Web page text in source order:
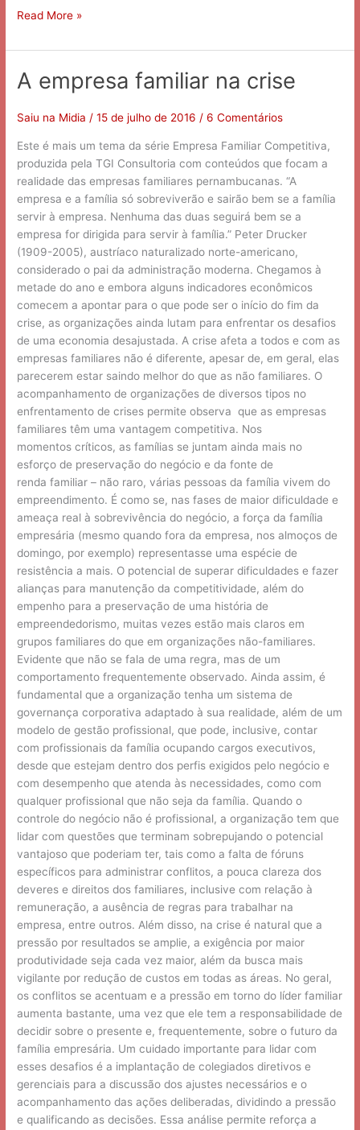
Read More »
A empresa familiar na crise
Saiu na Midia /15 de julho de 2016/6 Comentários
Este é mais um tema da série Empresa Familiar Competitiva,
produzida pela TGI Consultoria com conteúdos que focam a
realidade das empresas familiares pernambucanas. “A
empresa e a família só sobreviverão e sairão bem se a família
servir à empresa. Nenhuma das duas seguirá bem se a
empresa for dirigida para servir à família.” Peter Drucker
(1909-2005), austríaco naturalizado norte-americano,
considerado o pai da administração moderna. Chegamos à
metade do ano e embora alguns indicadores econômicos
comecem a apontar para o que pode ser o início do fim da
crise, as organizações ainda lutam para enfrentar os desafios
de uma economia desajustada. A crise afeta a todos e com as
empresas familiares não é diferente, apesar de, em geral, elas
parecerem estar saindo melhor do que as não familiares. O
acompanhamento de organizações de diversos tipos no
enfrentamento de crises permite observa que as empresas
familiares têm uma vantagem competitiva. Nos
momentos críticos, as famílias se juntam ainda mais no
esforço de preservação do negócio e da fonte de
renda familiar – não raro, várias pessoas da família vivem do
empreendimento. É como se, nas fases de maior dificuldade e
ameaça real à sobrevivência do negócio, a força da família
empresária (mesmo quando fora da empresa, nos almoços de
domingo, por exemplo) representasse uma espécie de
resistência a mais. O potencial de superar dificuldades e fazer
alianças para manutenção da competitividade, além do
empenho para a preservação de uma história de
empreendedorismo, muitas vezes estão mais claros em
grupos familiares do que em organizações não-familiares.
Evidente que não se fala de uma regra, mas de um
comportamento frequentemente observado. Ainda assim, é
fundamental que a organização tenha um sistema de
governança corporativa adaptado à sua realidade, além de um
modelo de gestão profissional, que pode, inclusive, contar
com profissionais da família ocupando cargos executivos,
desde que estejam dentro dos perfis exigidos pelo negócio e
com desempenho que atenda às necessidades, como com
qualquer profissional que não seja da família. Quando o
controle do negócio não é profissional, a organização tem que
lidar com questões que terminam sobrepujando o potencial
vantajoso que poderiam ter, tais como a falta de fóruns
específicos para administrar conflitos, a pouca clareza dos
deveres e direitos dos familiares, inclusive com relação à
remuneração, a ausência de regras para trabalhar na
empresa, entre outros. Além disso, na crise é natural que a
pressão por resultados se amplie, a exigência por maior
produtividade seja cada vez maior, além da busca mais
vigilante por redução de custos em todas as áreas. No geral,
os conflitos se acentuam e a pressão em torno do líder familiar
aumenta bastante, uma vez que ele tem a responsabilidade de
decidir sobre o presente e, frequentemente, sobre o futuro da
família empresária. Um cuidado importante para lidar com
esses desafios é a implantação de colegiados diretivos e
gerenciais para a discussão dos ajustes necessários e o
acompanhamento das ações deliberadas, dividindo a pressão
e qualificando as decisões. Essa análise permite reforça a
A
empresa
familiar
crise